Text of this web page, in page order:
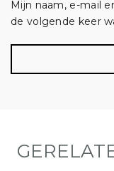
Mijn naam, e-mail
de volgende keer